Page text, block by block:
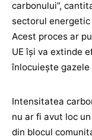
carbonului”,
sectorul energetic
Acest proces ar
UE îşi va extinde
înlocuieşte
Intensitatea
nu ar fi avut loc
din blocul